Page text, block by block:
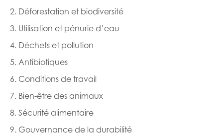
Déforestation et biodiversité
Utilisation et pénurie d’eau
Déchets et pollution
Antibiotiques
Conditions de travail
Bien-être des animaux
Sécurité alimentaire
Gouvernance de la durabilité